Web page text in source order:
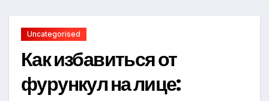
Uncategorised
Как избавиться от
фурункул на лице: